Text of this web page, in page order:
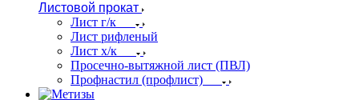
Листовой прокат
Лист г/к
Лист рифленый
Лист х/к
Просечно-вытяжной лист (ПВЛ)
Профнастил (профлист)